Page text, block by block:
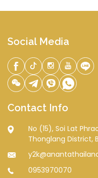
Social Media
Contact Info
No (15), Soi Lat
Thonglang District,
0953970070